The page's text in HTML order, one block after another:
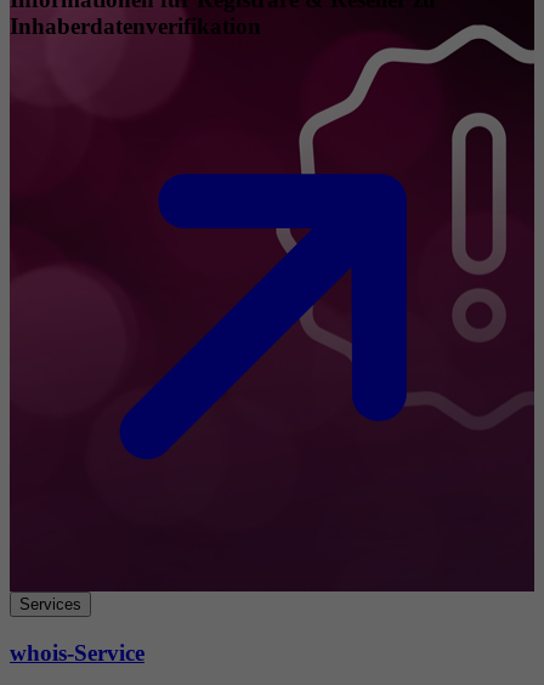
Inhaberdatenverifikation
Services
whois-Service